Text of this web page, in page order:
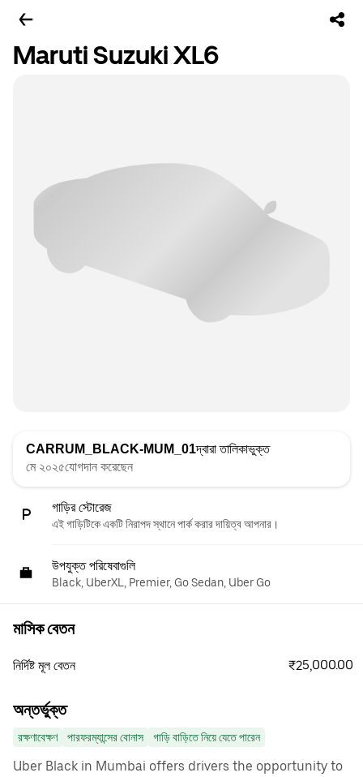
Maruti Suzuki XL6
CARRUM_BLACK-MUM_01দ্বারা তালিকাভুক্ত
মে ২০২৫যোগদান করেছেন
গাড়ির স্টোরেজ
এই গাড়িটিকে একটি নিরাপদ স্থানে পার্ক করার দায়িত্ব আপনার।
উপযুক্ত পরিষেবাগুলি
Black, UberXL, Premier, Go Sedan, Uber Go
মাসিক বেতন
নির্দিষ্ট মূল বেতন ₹25,000.00
অন্তর্ভুক্ত
রক্ষণাবেক্ষণ পারফরম্যান্সের বোনাস গাড়ি বাড়িতে নিয়ে যেতে পারেন
Uber Black in Mumbai offers drivers the opportunity to